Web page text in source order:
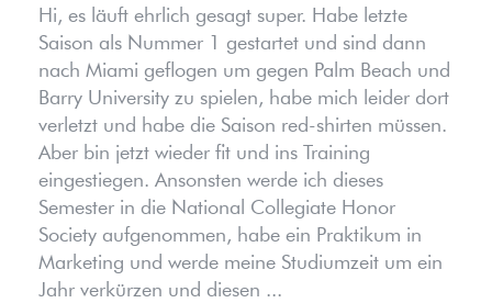
Hi, es läuft ehrlich gesagt super. Habe letzte
Saison als Nummer 1 gestartet und sind dann
nach Miami geflogen um gegen Palm Beach und
Barry University zu spielen, habe mich leider dort
verletzt und habe die Saison red-shirten müssen.
Aber bin jetzt wieder fit und ins Training
eingestiegen. Ansonsten werde ich dieses
Semester in die National Collegiate Honor
Society aufgenommen, habe ein Praktikum in
Marketing und werde meine Studiumzeit um ein
Jahr verkürzen und diesen ...